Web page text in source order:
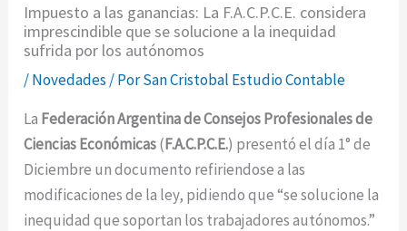
Impuesto a las ganancias: La F.A.C.P.C.E. considera
imprescindible que se solucione a la inequidad
sufrida por los autónomos
/Novedades / PorSan Cristobal Estudio Contable
La Federación Argentina de Consejos Profesionales de
Ciencias Económicas(F.A.C.P.C.E.) presentó el día 1° de
Diciembre un documento refiriendose a las
modificaciones de la ley, pidiendo que “se solucione la
inequidad que soportan los trabajadores autónomos.”